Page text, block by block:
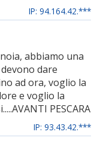
IP: 94.164.42.***
abbiamo una
dare
ad ora, voglio la
e voglio la
PESCARA
IP: 93.43.42.***